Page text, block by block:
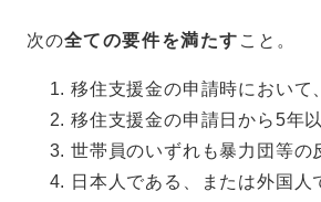
次の全ての要件を満たす こと。
移住支援金の申請時において
移住支援金の申請日から5年
世帯員のいずれも暴力団等の
日本人である、または外国